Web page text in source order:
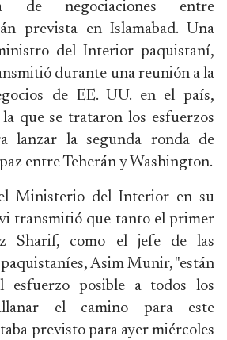
de negociaciones entre
prevista en Islamabad. Una
del Interior paquistaní,
durante una reunión a la
de EE. UU. en el país,
que se trataron los esfuerzos
lanzar la segunda ronda de
entre Teherán y Washington.
Ministerio del Interior en su
transmitió que tanto el primer
Sharif, como el jefe de las
Asim Munir, "están
esfuerzo posible a todos los
el camino para este
previsto para ayer miércoles